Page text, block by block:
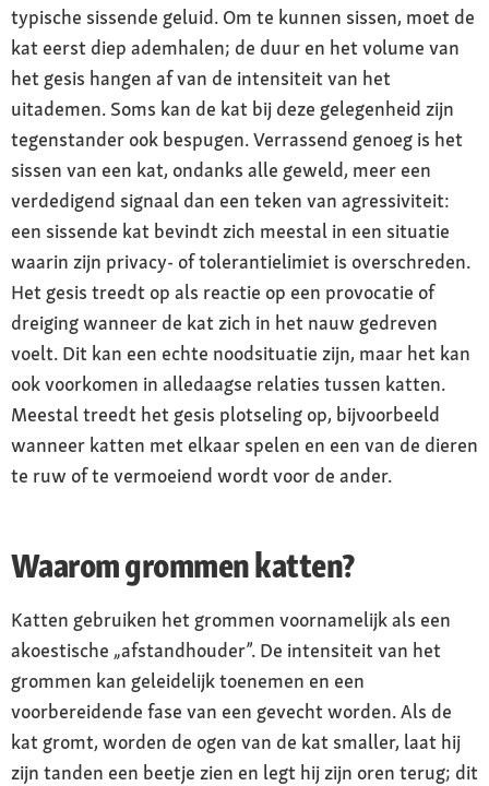
typische sissende geluid. Om te kunnen sissen, moet de
kat eerst diep ademhalen; de duur en het volume van
het gesis hangen af van de intensiteit van het
uitademen. Soms kan de kat bij deze gelegenheid zijn
tegenstander ook bespugen. Verrassend genoeg is het
sissen van een kat, ondanks alle geweld, meer een
verdedigend signaal dan een teken van agressiviteit:
een sissende kat bevindt zich meestal in een situatie
waarin zijn privacy- of tolerantielimiet is overschreden.
Het gesis treedt op als reactie op een provocatie of
dreiging wanneer de kat zich in het nauw gedreven
voelt. Dit kan een echte noodsituatie zijn, maar het kan
ook voorkomen in alledaagse relaties tussen katten.
Meestal treedt het gesis plotseling op, bijvoorbeeld
wanneer katten met elkaar spelen en een van de dieren
te ruw of te vermoeiend wordt voor de ander.
Waarom grommen katten?
Katten gebruiken het grommen voornamelijk als een
akoestische „afstandhouder”. De intensiteit van het
grommen kan geleidelijk toenemen en een
voorbereidende fase van een gevecht worden. Als de
kat gromt, worden de ogen van de kat smaller, laat hij
zijn tanden een beetje zien en legt hij zijn oren terug; dit